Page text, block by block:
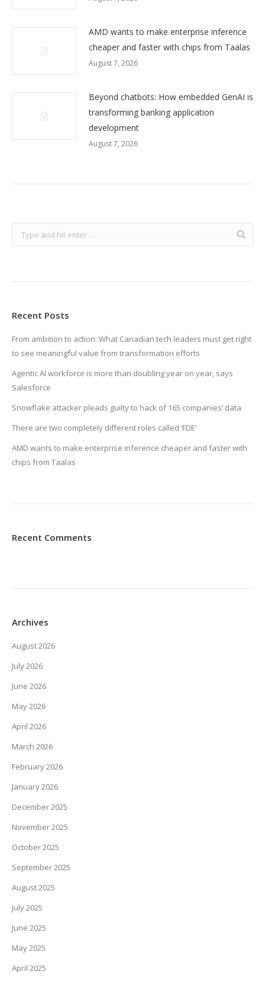
AMD wants to make enterprise inference
cheaper and faster with chips from Taalas
August 7, 2026
Beyond chatbots: How embedded GenAI is
transforming banking application
development
August 7, 2026
Recent Posts
From ambition to action: What Canadian tech leaders must get right
to see meaningful value from transformation efforts
Agentic AI workforce is more than doubling year on year, says
Salesforce
Snowflake attacker pleads guilty to hack of 165 companies’ data
There are two completely different roles called ‘FDE’
AMD wants to make enterprise inference cheaper and faster with
chips from Taalas
Recent Comments
Archives
August 2026
July 2026
June 2026
May 2026
April 2026
March 2026
February 2026
January 2026
December 2025
November 2025
October 2025
September 2025
August 2025
July 2025
June 2025
May 2025
April 2025